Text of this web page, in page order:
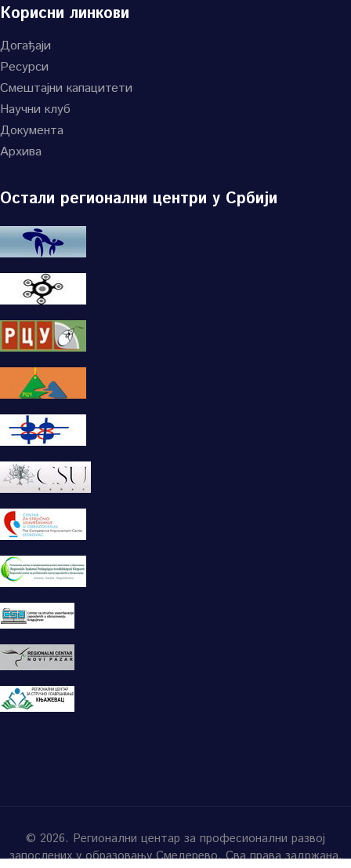
Корисни линкови
Догађаји
Ресурси
Смештајни капацитети
Научни клуб
Документа
Архива
Остали регионални центри у Србији
© 2026. Регионални центар за професионални развој
запослених у образовању Смедерево. Сва права задржана.